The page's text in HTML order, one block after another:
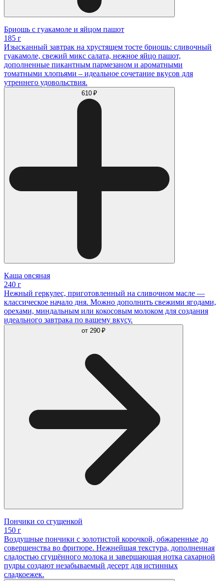
Бриошь с гуакамоле и яйцом пашот
185 г
Изысканный завтрак на хрустящем тосте бриошь: сливочный
гуакамоле, свежий микс салата, нежное яйцо пашот,
дополненные пикантным пармезаном и ароматными
томатными хлопьями – идеальное сочетание вкусов для
утреннего удовольствия.
610 ₽
Каша овсяная
240 г
Нежный геркулес, приготовленный на сливочном масле —
классическое начало дня. Можно дополнить свежими ягодами,
орехами, миндальным или кокосовым молоком для создания
идеального завтрака по вашему вкусу.
от 290 ₽
Пончики со сгущенкой
150 г
Воздушные пончики с золотистой корочкой, обжаренные до
совершенства во фритюре. Нежнейшая текстура, дополненная
сладостью сгущённого молока и завершающая нотка сахарной
пудры создают незабываемый десерт для истинных
сладкоежек.